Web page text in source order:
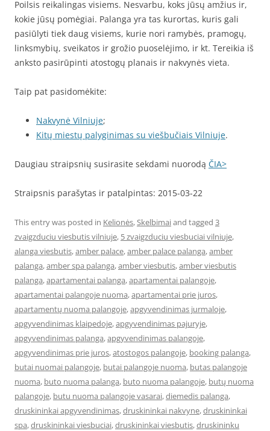
Poilsis reikalingas visiems. Nesvarbu, koks jūsų amžius ir,
kokie jūsų pomėgiai. Palanga yra tas kurortas, kuris gali
pasiūlyti tiek daug visiems, kurie nori ramybės, pramogų,
linksmybių, sveikatos ir grožio puoselėjimo, ir kt. Tereikia iš
anksto pasirūpinti atostogų planais ir nakvynės vieta.
Taip pat pasidomėkite:
Nakvynė Vilniuje;
Kitų miestų palyginimas su viešbučiais Vilniuje.
Daugiau straipsnių susirasite sekdami nuorodą ČIA>
Straipsnis parašytas ir patalpintas: 2015-03-22
This entry was posted in Kelionės,Skelbimaiand tagged 3
zvaigzduciu viesbutis vilniuje, 5 zvaigzduciu viesbuciai vilniuje,
alanga viesbutis,amber palace,amber palace palanga,amber
palanga,amber spa palanga,amber viesbutis,amber viesbutis
palanga,apartamentai palanga,apartamentai palangoje,
apartamentai palangoje nuoma,apartamentai prie juros,
apartamentų nuoma palangoje,apgyvendinimas jurmaloje,
apgyvendinimas klaipedoje,apgyvendinimas pajuryje,
apgyvendinimas palanga,apgyvendinimas palangoje,
apgyvendinimas prie juros,atostogos palangoje, booking palanga,
butai nuomai palangoje, butai palangoje nuoma, butas palangoje
nuoma, buto nuoma palanga, buto nuoma palangoje, butų nuoma
palangoje, butu nuoma palangoje vasarai,diemedis palanga,
druskininkai apgyvendinimas,druskininkai nakvyne,druskininkai
spa,druskininkai viesbuciai,druskininkai viesbutis,druskininku